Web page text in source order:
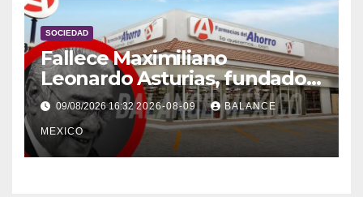
SOCIEDAD
Fallece Maximiliano
Leonardo Asturias, fundador
de Farmacias del Ahorro
09/08/2026 16:322026-08-09 BALANCE
MEXICO